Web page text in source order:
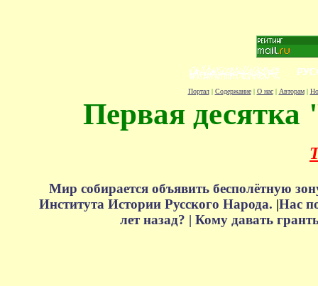
Портал| Содержание| О нас| Авторам|
Первая десятка
Мир собирается объявить бесполётную
Института Истории Русского Народа. |Нас
лет назад? | Кому давать